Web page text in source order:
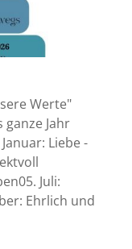
Werte"
Jahr
Liebe -
Juli:
Ehrlich und